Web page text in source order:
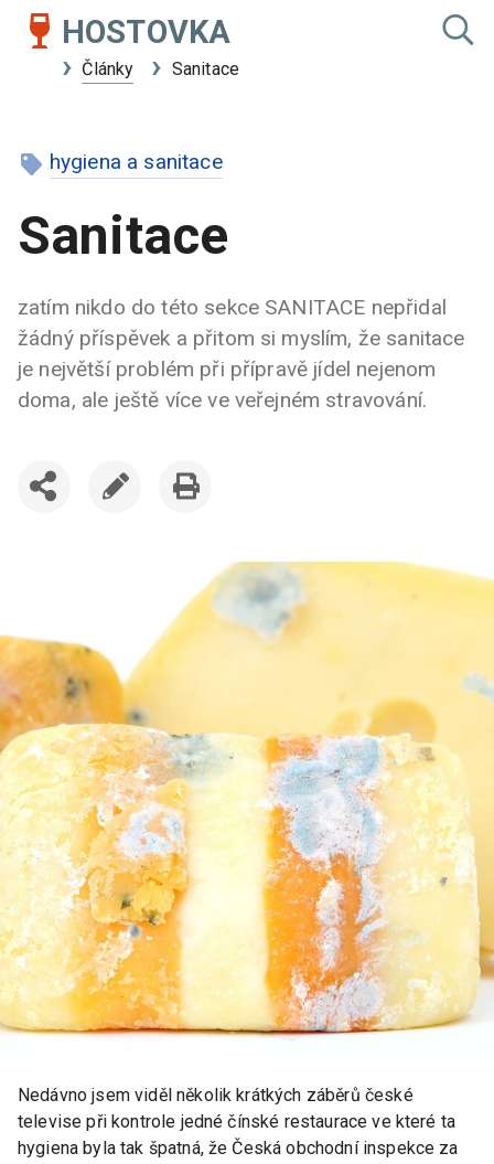
HOSTOVKA
Články Sanitace
hygiena a sanitace
Sanitace
zatím nikdo do této sekce SANITACE nepřidal
žádný příspěvek a přitom si myslím, že sanitace
je největší problém při přípravě jídel nejenom
doma, ale ještě více ve veřejném stravování.
Nedávno jsem viděl několik krátkých záběrů české
televise při kontrole jedné čínské restaurace ve které ta
hygiena byla tak špatná, že Česká obchodní inspekce za